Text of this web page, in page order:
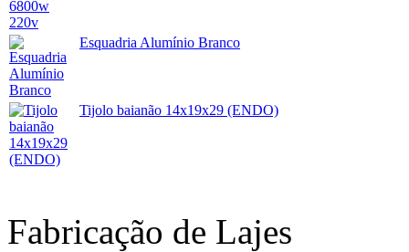
Esquadria Alumínio Branco
Tijolo baianão 14x19x29 (ENDO)
Fabricação de Lajes